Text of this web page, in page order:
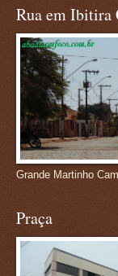
Rua em Ibitira
Grande Martinho
Praça